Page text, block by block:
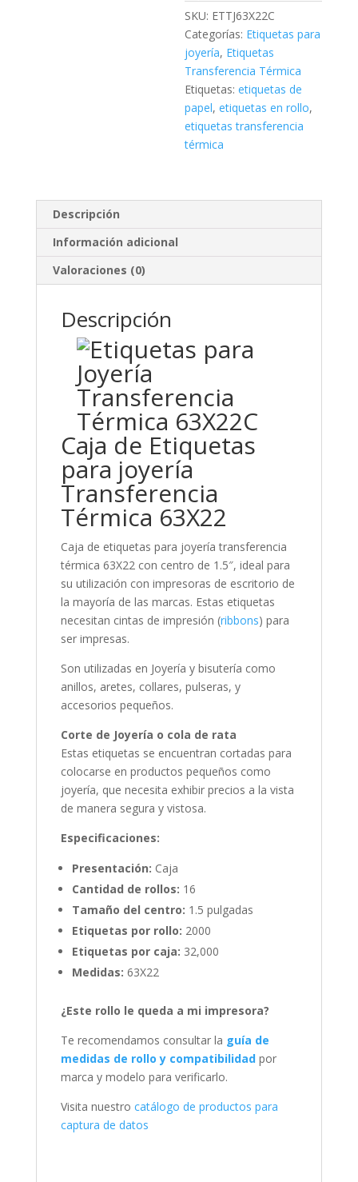
SKU: ETTJ63X22C
Categorías: Etiquetas para
joyería, Etiquetas
Transferencia Térmica
Etiquetas:etiquetas de
papel,etiquetas en rollo,
etiquetas transferencia
térmica
Descripción
Información adicional
Valoraciones (0)
Descripción
Caja de Etiquetas
para joyería
Transferencia
Térmica 63X22
Caja de etiquetas para joyería transferencia
térmica 63X22 con centro de 1.5″, ideal para
su utilización con impresoras de escritorio de
la mayoría de las marcas. Estas etiquetas
necesitan cintas de impresión (ribbons) para
ser impresas.
Son utilizadas en Joyería y bisutería como
anillos, aretes, collares, pulseras, y
accesorios pequeños.
Corte de Joyería o cola de rata
Estas etiquetas se encuentran cortadas para
colocarse en productos pequeños como
joyería, que necesita exhibir precios a la vista
de manera segura y vistosa.
Especificaciones:
Presentación: Caja
Cantidad de rollos: 16
Tamaño del centro: 1.5 pulgadas
Etiquetas por rollo: 2000
Etiquetas por caja: 32,000
Medidas: 63X22
¿Este rollo le queda a mi impresora?
Te recomendamos consultar la guía de
medidas de rollo y compatibilidadpor
marca y modelo para verificarlo.
Visita nuestro catálogo de productos para
captura de datos